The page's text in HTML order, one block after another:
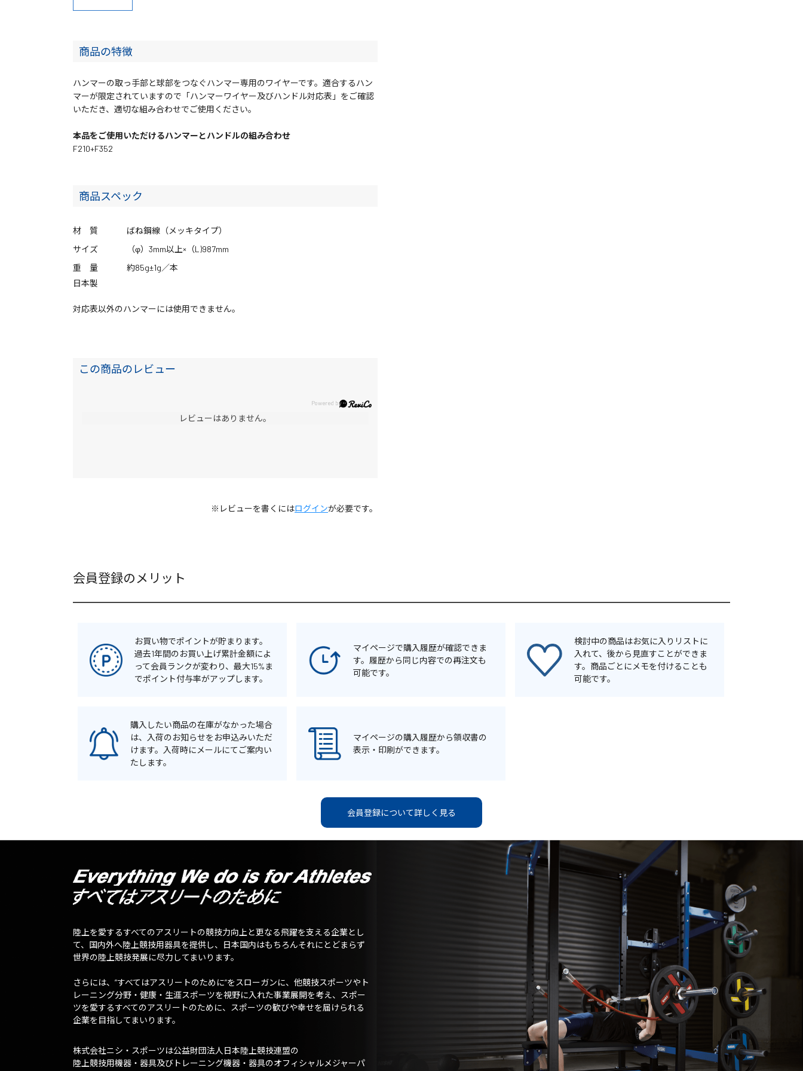
商品の特徴
ハンマーの取っ手部と球部をつなぐハンマー専用のワイヤーです。適合するハン
マーが限定されていますので「ハンマーワイヤー及びハンドル対応表」をご確認
いただき、適切な組み合わせでご使用ください。
本品をご使用いただけるハンマーとハンドルの組み合わせ
F210+F352
商品スペック
材 質
ばね鋼線（メッキタイプ）
サイズ
（φ）3mm以上×（L)987mm
重 量
約85g±1g／本
日本製
対応表以外のハンマーには使用できません。
この商品のレビュー
レビューはありません。
※レビューを書くにはログインが必要です。
会員登録のメリット
お買い物でポイントが貯まります。
過去1年間のお買い上げ累計金額によ
って会員ランクが変わり、最大15%ま
でポイント付与率がアップします。
マイページで購入履歴が確認できま
す。履歴から同じ内容での再注文も
可能です。
検討中の商品はお気に入りリストに
入れて、後から見直すことができま
す。商品ごとにメモを付けることも
可能です。
購入したい商品の在庫がなかった場合
は、入荷のお知らせをお申込みいただ
けます。入荷時にメールにてご案内い
たします。
マイページの購入履歴から領収書の
表示・印刷ができます。
会員登録について詳しく見る
陸上を愛するすべてのアスリートの競技力向上と更なる飛躍を支える企業とし
て、国内外へ陸上競技用器具を提供し、日本国内はもちろんそれにとどまらず
世界の陸上競技発展に尽力してまいります。
さらには、”すべてはアスリートのために”をスローガンに、他競技スポーツやト
レーニング分野・健康・生涯スポーツを視野に入れた事業展開を考え、スポー
ツを愛するすべてのアスリートのために、スポーツの歓びや幸せを届けられる
企業を目指してまいります。
株式会社ニシ・スポーツは公益財団法人日本陸上競技連盟の
陸上競技用機器・器具及びトレーニング機器・器具のオフィシャルメジャーパ